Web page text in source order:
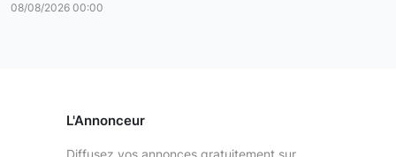
08/08/2026 00:00
L'Annonceur
Diffusez vos annonces gratuitement sur